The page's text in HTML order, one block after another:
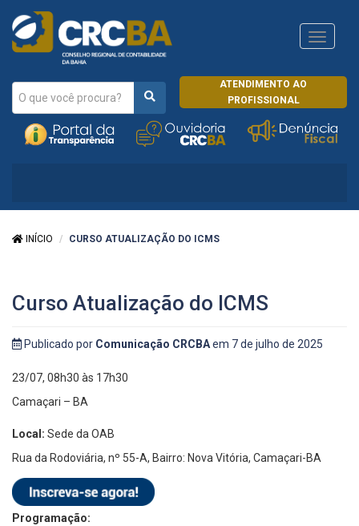
ATENDIMENTO AO
PROFISSIONAL
CRCRJ
INÍCIO CURSO ATUALIZAÇÃO DO ICMS
Curso Atualização do ICMS
Publicado por Comunicação CRCBAem 7 de julho de 2025
23/07, 08h30 às 17h30
Camaçari – BA
Local: Sede da OAB
Rua da Rodoviária, nº 55-A, Bairro: Nova Vitória, Camaçari-BA
Programação: